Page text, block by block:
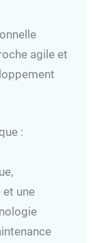
agile et
:
et une